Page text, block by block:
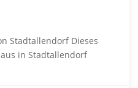
Stadtallendorf Dieses
in Stadtallendorf